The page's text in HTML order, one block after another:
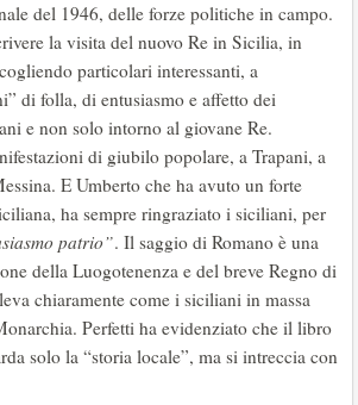
del 1946, delle forze politiche in campo.
la visita del nuovo Re in Sicilia, in
particolari interessanti, a
di folla, di entusiasmo e affetto dei
e non solo intorno al giovane Re.
di giubilo popolare, a Trapani, a
E Umberto che ha avuto un forte
ha sempre ringraziato i siciliani, per
patrio”. Il saggio di Romano è una
della Luogotenenza e del breve Regno di
chiaramente come i siciliani in massa
Perfetti ha evidenziato che il libro
solo la “storia locale”, ma si intreccia con